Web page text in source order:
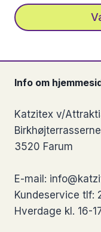
varesiden
flere
Mulighederne
kan
vælges
varesiden
Info om
Katzitex v/
3520 Farum
E-mail:
Kundeservice tlf:
Hverdage kl. 16-